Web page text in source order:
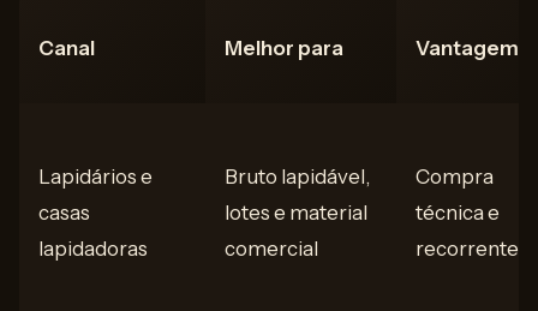
Canal Melhor para Vantagem
Lapidários e
casas
lapidadoras
Bruto lapidável,
lotes e material
comercial
Compra
técnica e
recorrente